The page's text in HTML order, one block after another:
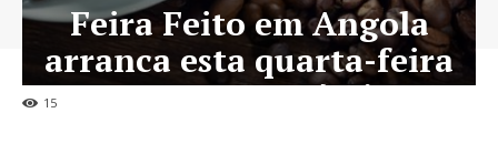
15
Feira Feito em Angola
arranca esta quarta-feira
na Zona Económica